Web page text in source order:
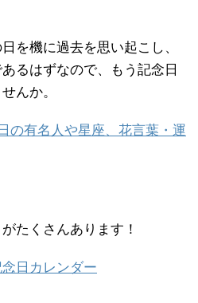
を機に過去を思い起こし、
るはずなので、もう記念日
んか。
の有名人や星座、花言葉・運
たくさんあります！
日カレンダー